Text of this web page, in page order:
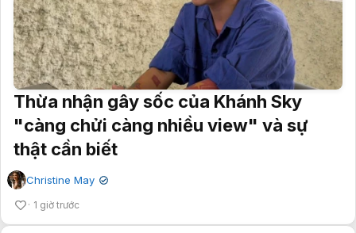
Thừa nhận gây sốc của Khánh Sky
"càng chửi càng nhiều view" và sự
thật cần biết
Christine May ✔
1 giờ trước